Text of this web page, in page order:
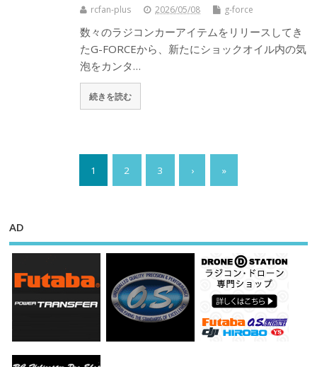
rcfan-plus 2026/05/08 g-force
数々のラジコンカーアイテムをリリースしてき
たG-FORCEから、新たにショックオイル内の気
泡をカンタ…
続きを読む
1 2 3 › »
AD